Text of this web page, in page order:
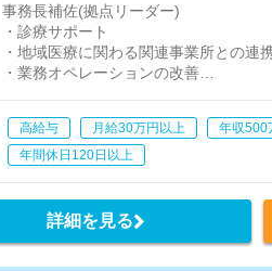
事務長補佐(拠点リーダー)
・診療サポート
・地域医療に関わる関連事業所との連
・業務オペレーションの改善
・集患営業(新規訪問診療患者様の獲
・拠点マネジメント
高給与 月給30万円以上 年収500
年間休日120日以上
詳細を見る